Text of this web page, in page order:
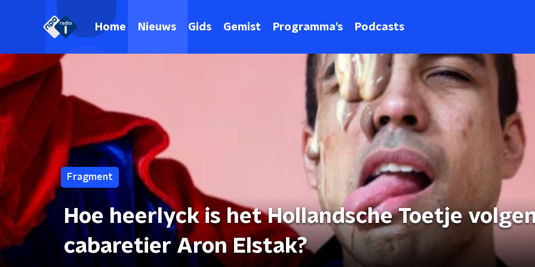
Home Nieuws Gids Gemist Programma's Podcasts
Fragment
Hoe heerlyck is het Hollandsche Toetje
cabaretier Aron Elstak?